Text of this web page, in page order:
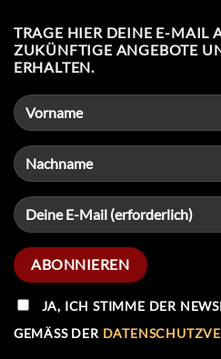
TRAGE HIER DEINE E-MAIL
ZUKÜNFTIGE ANGEBOTE
ERHALTEN.
JA, ICH STIMME DER
GEMÄSS DER